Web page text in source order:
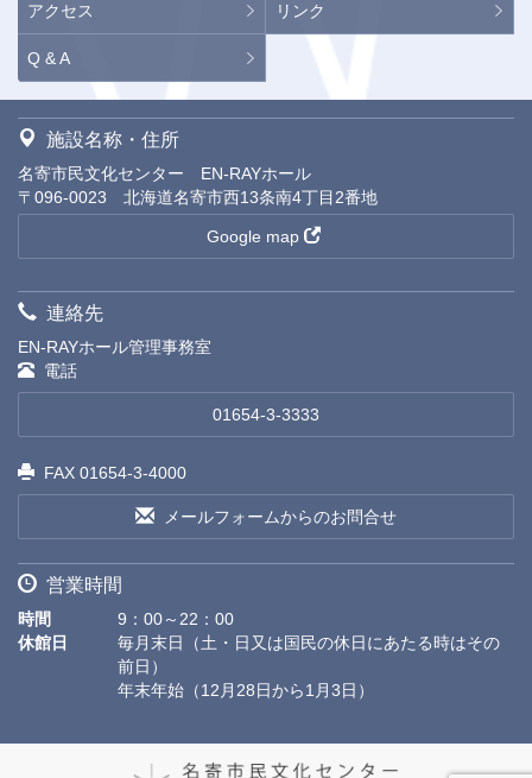
アクセス リンク
Q & A
施設名称・住所
名寄市民文化センター EN-RAYホール
〒096-0023 北海道名寄市西13条南4丁目2番地
Google map
連絡先
EN-RAYホール管理事務室
電話
01654-3-3333
FAX 01654-3-4000
メールフォームからのお問合せ
営業時間
時間
9：00～22：00
休館日
毎月末日（土・日又は国民の休日にあたる時はその
前日）
年末年始（12月28日から1月3日）